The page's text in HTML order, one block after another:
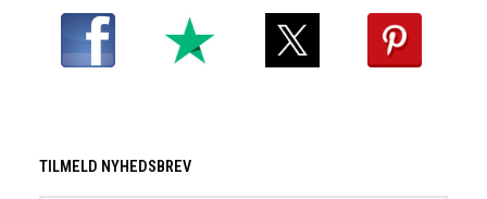
TILMELD NYHEDSBREV